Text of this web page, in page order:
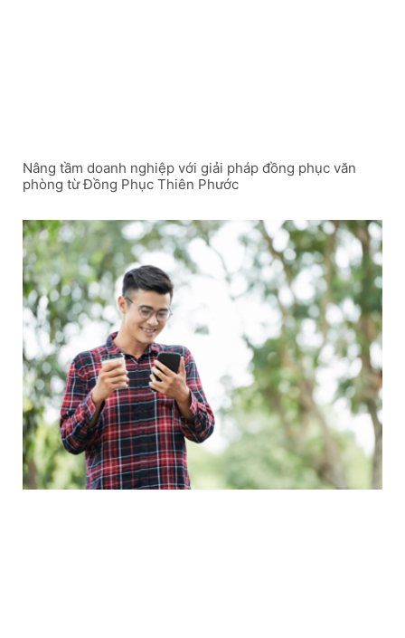
Nâng tầm doanh nghiệp với giải pháp đồng phục văn
phòng từ Đồng Phục Thiên Phước